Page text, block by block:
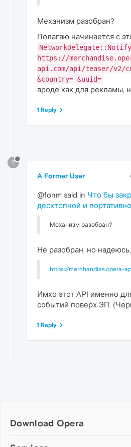
Механизм разобран?
Полагаю начинается с
https://
api.com/api/teaser/v2/
&country= &uuid=
вроде как для рекламы,
1 Reply
?
A Former User
@fonm said in Что бы
десктопной и
Механизм разобран?
Не разобран, но
https://merchandise.opera-
Имхо этот API именно
событий поверх ЭП.
1 Reply
Download Opera